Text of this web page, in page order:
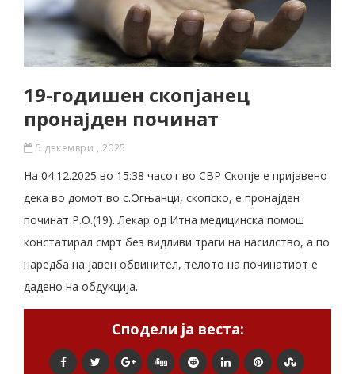
19-годишен скопјанец
пронајден починат
5 декември , 2025
На 04.12.2025 во 15:38 часот во СВР Скопје е пријавено
дека во домот во с.Огњанци, скопско, е пронајден
починат Р.О.(19). Лекар од Итна медицинска помош
констатирал смрт без видливи траги на насилство, а по
наредба на јавен обвинител, телото на починатиот е
дадено на обдукција.
Сподели ја веста: